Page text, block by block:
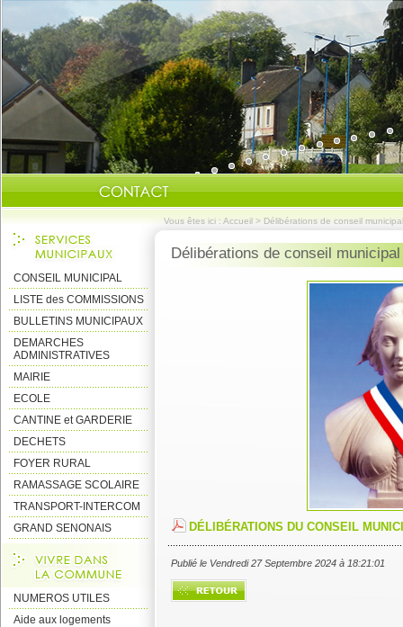
Vous êtes ici : Accueil > Délibérations de conseil
CONSEIL MUNICIPAL
LISTE des COMMISSIONS
BULLETINS MUNICIPAUX
DEMARCHES
ADMINISTRATIVES
MAIRIE
ECOLE
CANTINE et GARDERIE
DECHETS
FOYER RURAL
RAMASSAGE SCOLAIRE
TRANSPORT-INTERCOM
GRAND SENONAIS
NUMEROS UTILES
Aide aux logements
Délibérations de conseil
DÉLIBÉRATIONS DU CONSEIL
Publié le Vendredi 27 Septembre 2024 à 18:21:01